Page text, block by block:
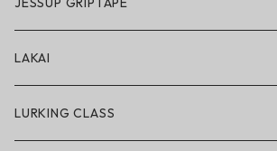
アパレル
ハードグッズ
LAKAI
LAKAI × POLeR
LURKING CLASS